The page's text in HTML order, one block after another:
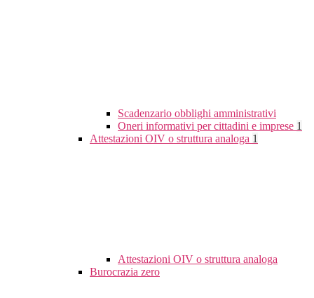
Scadenzario obblighi amministrativi
Oneri informativi per cittadini e imprese 1
Attestazioni OIV o struttura analoga 1
Attestazioni OIV o struttura analoga
Burocrazia zero